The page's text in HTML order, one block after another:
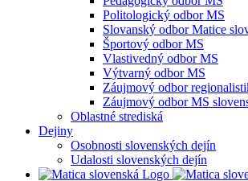
Politologický odbor MS
Slovanský odbor Matice
Športový odbor MS
Vlastivedný odbor MS
Výtvarný odbor MS
Záujmový odbor
Záujmový odbor MS
Oblastné strediská
Dejiny
Osobnosti slovenských dejín
Udalosti slovenských dejín